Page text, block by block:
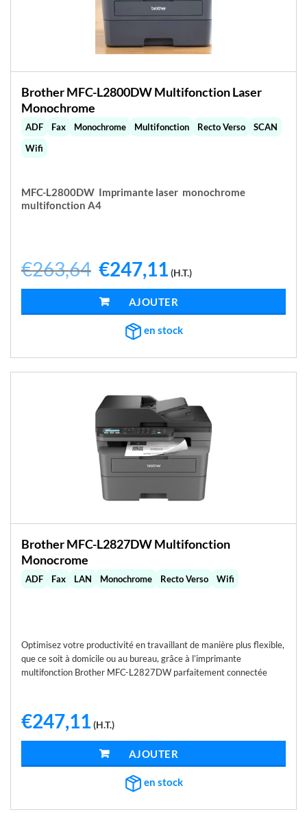
Brother MFC-L2800DW Multifonction Laser
Monochrome
ADF Fax Monochrome Multifonction Recto Verso
SCAN
Wifi
MFC-L2800DW Imprimante laser monochrome
multifonction A4
€263,64 Le
prix
initial
était :
€263,64.
€247,11prix
actuel
est :
€247,11.
(H.T.)
AJOUTER AU PANIER
en stock
Brother MFC-L2827DW Multifonction
Monocrome
ADF Fax LAN Monochrome Recto Verso Wifi
Optimisez votre productivité en travaillant de manière plus flexible,
que ce soit à domicile ou au bureau, grâce à l’imprimante
multifonction Brother MFC-L2827DW parfaitement connectée
€247,11 (H.T.)
AJOUTER AU PANIER
en stock